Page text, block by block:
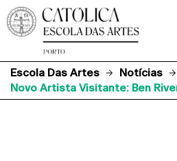
Escola Das Artes
Notícias
Novo Artista Visitante: Ben